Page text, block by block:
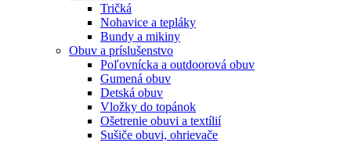
Tričká
Nohavice a tepláky
Bundy a mikiny
Obuv a príslušenstvo
Poľovnícka a outdoorová obuv
Gumená obuv
Detská obuv
Vložky do topánok
Ošetrenie obuvi a textílií
Sušiče obuvi, ohrievače